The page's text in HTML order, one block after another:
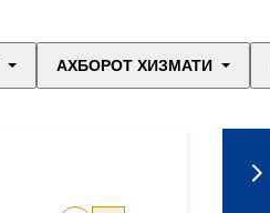
АХБОРОТ ХИЗМАТИ